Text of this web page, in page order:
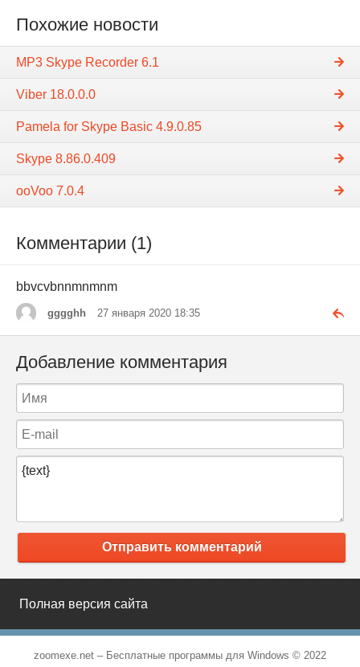
Похожие новости
MP3 Skype Recorder 6.1
Viber 18.0.0.0
Pamela for Skype Basic 4.9.0.85
Skype 8.86.0.409
ooVoo 7.0.4
Комментарии (1)
bbvcvbnnmnmnm
gggghh 27 января 2020 18:35
Добавление комментария
Отправить комментарий
Полная версия сайта
zoomexe.net – Бесплатные программы для Windows © 2022